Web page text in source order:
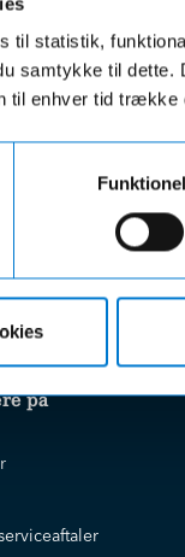
til statistik,
samtykke til
til enhver tid trække
Fri fragt
gratis afhentning i en
uanset beløbet på
på